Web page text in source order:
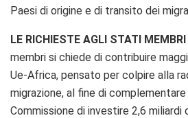
Paesi di origine e di transito dei
LE RICHIESTE AGLI STATI MEMBRI
membri si chiede di contribuire
Ue-Africa, pensato per colpire alla
migrazione, al fine di complementare
Commissione di investire 2,6 miliardi